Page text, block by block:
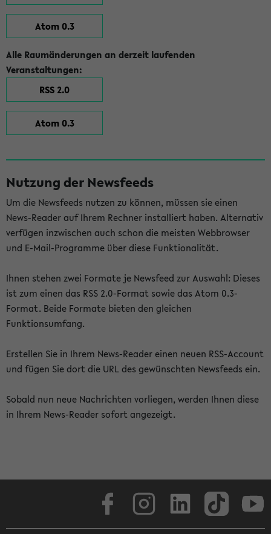
Atom 0.3
Alle Raumänderungen an derzeit laufenden
Veranstaltungen:
RSS 2.0
Atom 0.3
Nutzung der Newsfeeds
Um die Newsfeeds nutzen zu können, müssen sie einen
News-Reader auf Ihrem Rechner installiert haben. Alternativ
verfügen inzwischen auch schon die meisten Webbrowser
und E-Mail-Programme über diese Funktionalität.
Ihnen stehen zwei Formate je Newsfeed zur Auswahl: Dieses
ist zum einen das RSS 2.0-Format sowie das Atom 0.3-
Format. Beide Formate bieten den gleichen
Funktionsumfang.
Erstellen Sie in Ihrem News-Reader einen neuen RSS-Account
und fügen Sie dort die URL des gewünschten Newsfeeds ein.
Sobald nun neue Nachrichten vorliegen, werden Ihnen diese
in Ihrem News-Reader sofort angezeigt.